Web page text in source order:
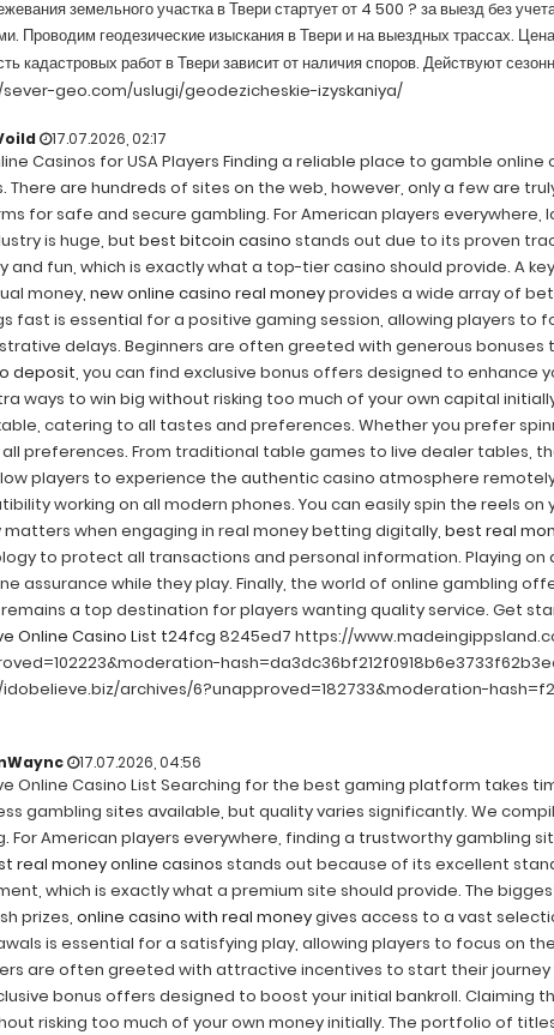
земельного участка в Твери стартует от 4 500 ? за выезд без
Проводим геодезические изыскания в Твери и на выездных трассах.
кадастровых работ в Твери зависит от наличия споров. Действуют
geo.com/uslugi/geodezicheskie-izyskaniya/
17.07.2026, 02:17
Casinos for USA Players Finding a reliable place to gamble
There are hundreds of sites on the web, however, only a few are
for safe and secure gambling. For American players
is huge, but best bitcoin casino stands out due to its proven
and fun, which is exactly what a top-tier casino should provide. A
money, new online casino real moneyprovides a wide array of
fast is essential for a positive gaming session, allowing players to
delays. Beginners are often greeted with generous bonuses
deposit , you can find exclusive bonus offers designed to
ways to win big without risking too much of your own capital
catering to all tastes and preferences. Whether you prefer
preferences. From traditional table games to live dealer tables,
players to experience the authentic casino atmosphere
working on all modern phones. You can easily spin the reels
matters when engaging in real money betting digitally, best real
to protect all transactions and personal information. Playing
assurance while they play. Finally, the world of online gambling
remains a top destination for players wanting quality service. Get
Online Casino List t24fcg 8245ed7 https://
archives/6?unapproved=182733&moderation-
17.07.2026, 04:56
Online Casino List Searching for the best gaming platform takes
gambling sites available, but quality varies significantly. We
For American players everywhere, finding a trustworthy gambling
real money online casinos stands out because of its excellent
which is exactly what a premium site should provide. The
prizes, online casino with real moneygives access to a vast
is essential for a satisfying play, allowing players to focus on
are often greeted with attractive incentives to start their
bonus offers designed to boost your initial bankroll.
risking too much of your own money initially. The portfolio of